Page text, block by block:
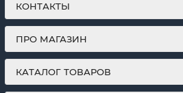
КОНТАКТЫ
ПРО МАГАЗИН
КАТАЛОГ ТОВАРОВ